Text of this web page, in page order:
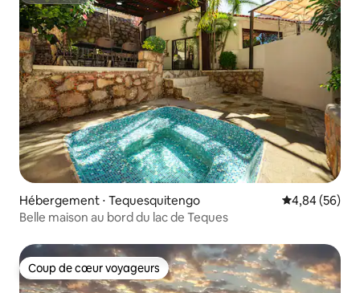
Hébergement ⋅ Tequesquitengo Évaluation
4,84 (56)
Belle maison au bord du lac de Teques
Coup de cœur voyageurs
Coup de cœur voyageurs